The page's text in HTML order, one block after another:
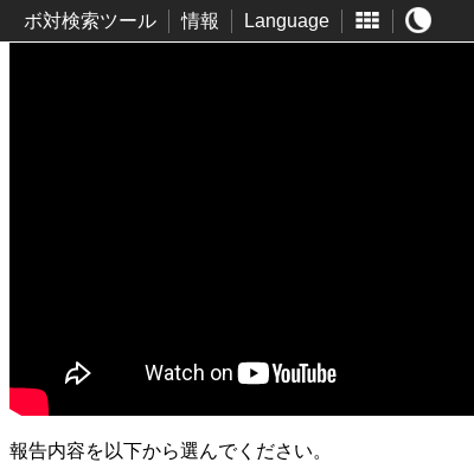
ボ対検索ツール 情報 Language
報告内容を以下から選んでください。